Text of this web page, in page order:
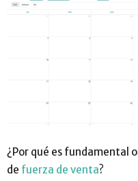
¿Por qué es fundamental
de fuerza de venta?